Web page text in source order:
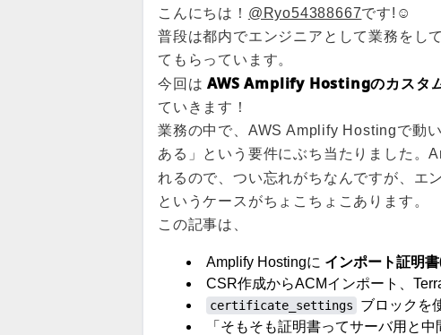
こんにちは！ @Ryo54388667です!☺️
普段は都内でエンジニアとして業務をし
てもらっています。
今回はAWS Amplify Hostingのカスタム
ていきます！
業務の中で、AWS Amplify Hostingで動
ある」という要件にぶち当たりました。
れるので、つい忘れがちなんですが、エ
というケースがちょこちょこあります。
この記事は、
Amplify Hostingに インポート証明
CSR作成からACMインポート、
certificate_settings
ブロックを
「そもそも証明書ってサーバ用と